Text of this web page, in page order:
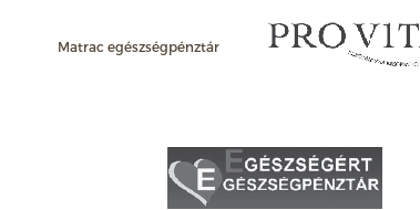
Matrac egészségpénztár